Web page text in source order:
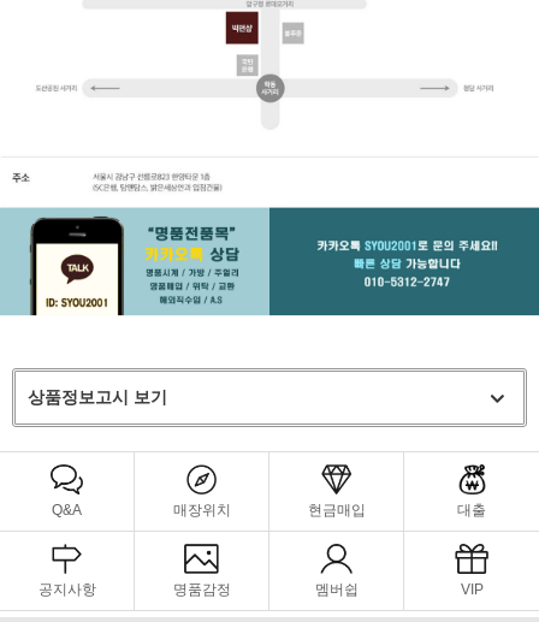
상품정보고시 보기
Q&A 매장위치 현금매입 대출
공지사항 명품감정 멤버쉽 VIP